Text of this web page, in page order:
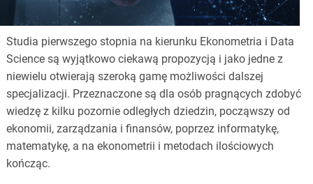
Studia pierwszego stopnia na kierunku Ekonometria i Data
Science są wyjątkowo ciekawą propozycją i jako jedne z
niewielu otwierają szeroką gamę możliwości dalszej
specjalizacji. Przeznaczone są dla osób pragnących zdobyć
wiedzę z kilku pozornie odległych dziedzin, począwszy od
ekonomii, zarządzania i finansów, poprzez informatykę,
matematykę, a na ekonometrii i metodach ilościowych
kończąc.